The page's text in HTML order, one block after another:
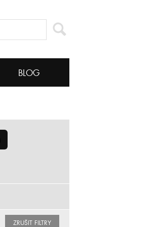
BLOG
ZRUŠIT FILTRY